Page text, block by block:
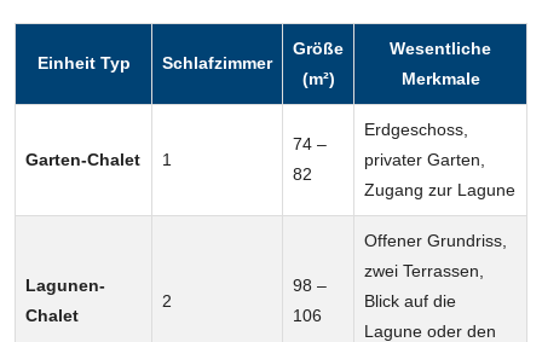
Einheit Typ Schlafzimmer
Größe
(m²)
Wesentliche
Merkmale
Garten-Chalet 1
74 –
82
Erdgeschoss,
privater Garten,
Zugang zur Lagune
Lagunen-
Chalet
2
98 –
106
Offener Grundriss,
zwei Terrassen,
Blick auf die
Lagune oder den